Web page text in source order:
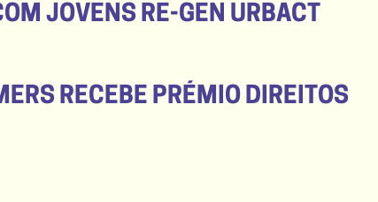
JOVENS RE-GEN URBACT
RECEBE PRÉMIO DIREITOS